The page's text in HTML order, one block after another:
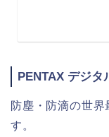
PENTAX デジタ
防塵・防滴の世
す。